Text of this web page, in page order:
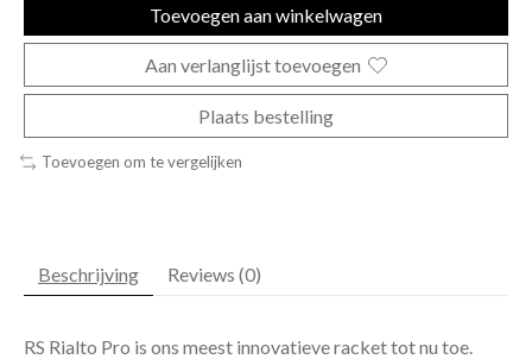
Toevoegen aan winkelwagen
Aan verlanglijst toevoegen
Plaats bestelling
Toevoegen om te vergelijken
Beschrijving Reviews (0)
RS Rialto Pro is ons meest innovatieve racket tot nu toe.